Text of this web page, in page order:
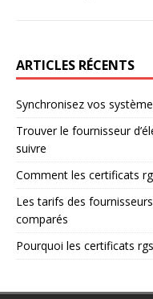
ARTICLES RÉCENTS
Synchronisez vos
Trouver le fournisseur
suivre
Comment les certificats
Les tarifs des
comparés
Pourquoi les certificats